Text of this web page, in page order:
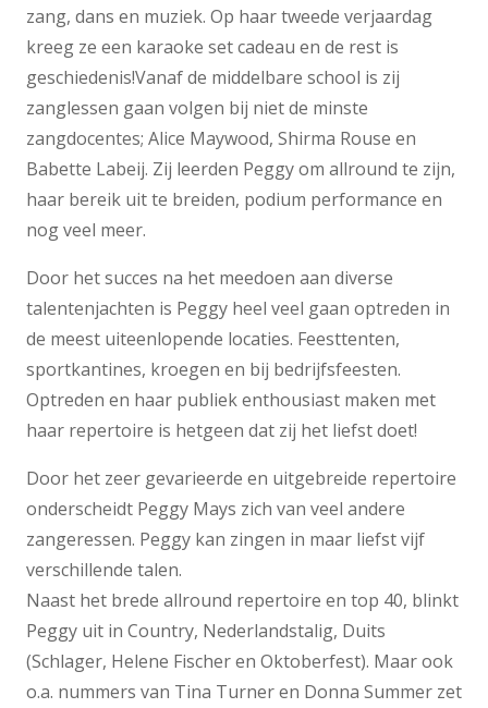
zang, dans en muziek. Op haar tweede verjaardag
kreeg ze een karaoke set cadeau en de rest is
geschiedenis!Vanaf de middelbare school is zij
zanglessen gaan volgen bij niet de minste
zangdocentes; Alice Maywood, Shirma Rouse en
Babette Labeij. Zij leerden Peggy om allround te zijn,
haar bereik uit te breiden, podium performance en
nog veel meer.
Door het succes na het meedoen aan diverse
talentenjachten is Peggy heel veel gaan optreden in
de meest uiteenlopende locaties. Feesttenten,
sportkantines, kroegen en bij bedrijfsfeesten.
Optreden en haar publiek enthousiast maken met
haar repertoire is hetgeen dat zij het liefst doet!
Door het zeer gevarieerde en uitgebreide repertoire
onderscheidt Peggy Mays zich van veel andere
zangeressen. Peggy kan zingen in maar liefst vijf
verschillende talen.
Naast het brede allround repertoire en top 40, blinkt
Peggy uit in Country, Nederlandstalig, Duits
(Schlager, Helene Fischer en Oktoberfest). Maar ook
o.a. nummers van Tina Turner en Donna Summer zet